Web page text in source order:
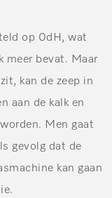
op 0dH, wat
meer bevat. Maar
kan de zeep in
aan de kalk en
Men gaat
gevolg dat de
kan gaan